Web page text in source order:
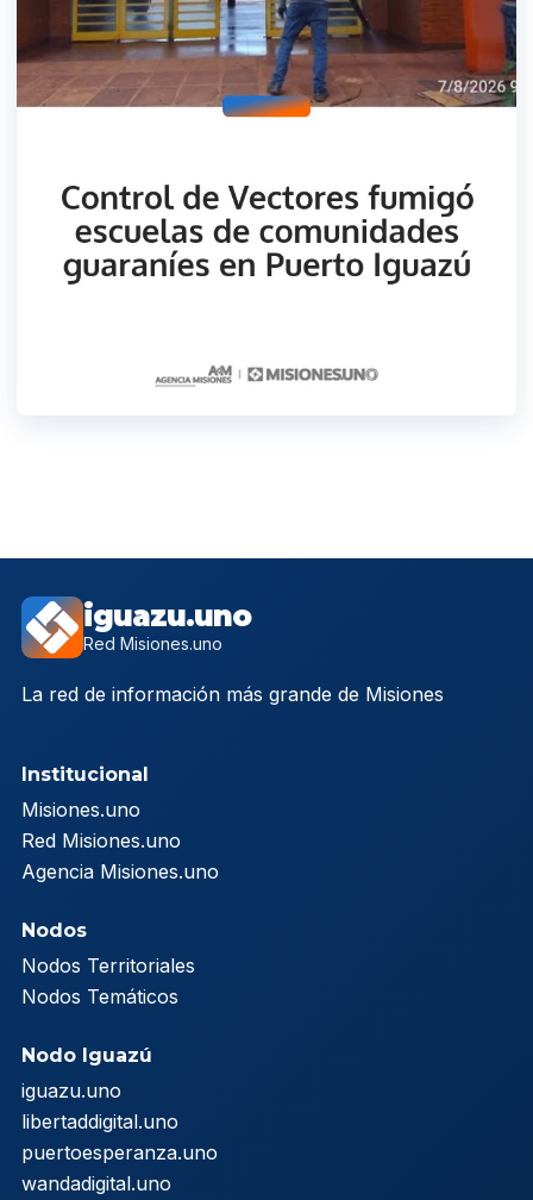
iguazu.uno
Red Misiones.uno
La red de información más grande de Misiones
Institucional
Misiones.uno
Red Misiones.uno
Agencia Misiones.uno
Nodos
Nodos Territoriales
Nodos Temáticos
Nodo Iguazú
iguazu.uno
libertaddigital.uno
puertoesperanza.uno
wandadigital.uno